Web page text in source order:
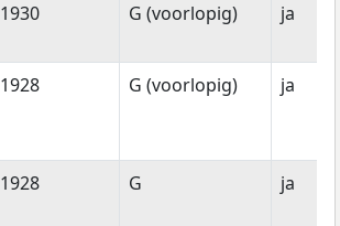
1930 G (voorlopig) ja
1928 G (voorlopig) ja
1928 G ja